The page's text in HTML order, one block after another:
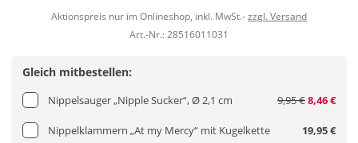
Aktionspreis nur im Onlineshop, inkl. MwSt.-zzgl. Versand
Art.-Nr.: 28516011031
Gleich mitbestellen:
Nippelsauger „Nipple Sucker“, Ø 2,1 cm 9,95 €8,46 €
Nippelklammern „At my Mercy“ mit Kugelkette 19,95 €